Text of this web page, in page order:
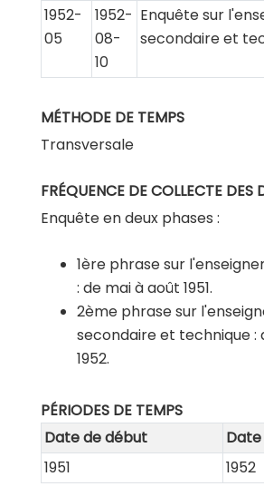
1952-
05
1952-
08-
10
Enquête sur
secondaire et
MÉTHODE DE TEMPS
Transversale
FRÉQUENCE DE COLLECTE DES
Enquête en deux phases :
1ère phrase sur
: de mai à août 1951.
2ème phrase sur
secondaire et technique :
1952.
PÉRIODES DE TEMPS
Date de début
1951
1952